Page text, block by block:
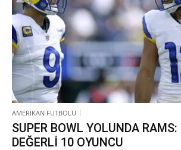
AMERİKAN FUTBOLU
SUPER BOWL YOLUNDA RAMS:
DEĞERLİ 10 OYUNCU